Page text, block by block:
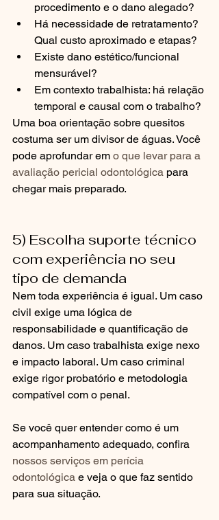
procedimento e o dano alegado?
Há necessidade de retratamento?
Qual custo aproximado e etapas?
Existe dano estético/funcional
mensurável?
Em contexto trabalhista: há relação
temporal e causal com o trabalho?
Uma boa orientação sobre quesitos
costuma ser um divisor de águas. Você
pode aprofundar em o que levar para a
avaliação pericial odontológica para
chegar mais preparado.
5) Escolha suporte técnico
com experiência no seu
tipo de demanda
Nem toda experiência é igual. Um caso
civil exige uma lógica de
responsabilidade e quantificação de
danos. Um caso trabalhista exige nexo
e impacto laboral. Um caso criminal
exige rigor probatório e metodologia
compatível com o penal.
Se você quer entender como é um
acompanhamento adequado, confira
nossos serviços em perícia
odontológica e veja o que faz sentido
para sua situação.